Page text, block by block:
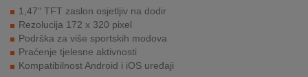
REKLAMACIJA
I
SERVIS
1,47" TFT zaslon osjetljiv na dodir
Rezolucija 172 x 320 pixel
Podrška za više sportskih modova
Praćenje tjelesne aktivnosti
Kompatibilnost Android i iOS uređaji